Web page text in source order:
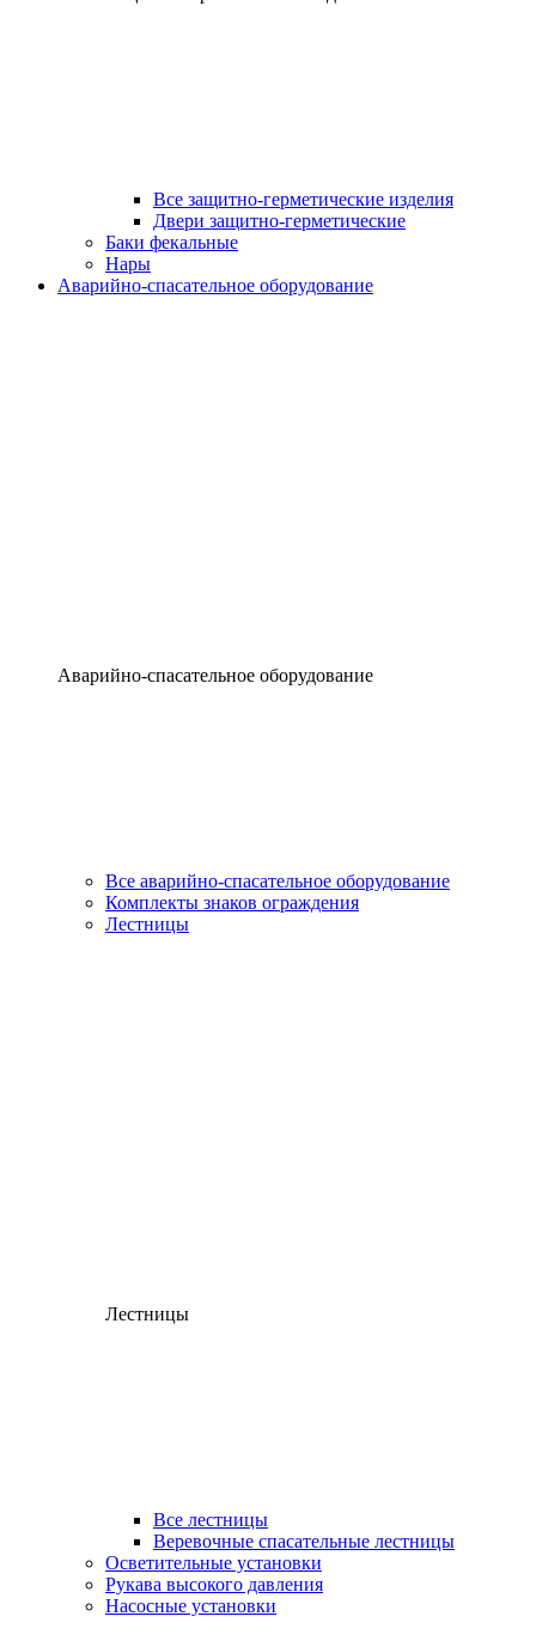
Все защитно-герметические изделия
Двери защитно-герметические
Баки фекальные
Нары
Аварийно-спасательное оборудование
Аварийно-спасательное оборудование
Все аварийно-спасательное оборудование
Комплекты знаков ограждения
Лестницы
Лестницы
Все лестницы
Веревочные спасательные лестницы
Осветительные установки
Рукава высокого давления
Насосные установки